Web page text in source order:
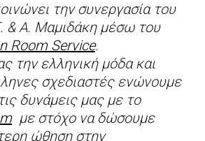
την συνεργασία του
& Α. Μαμιδάκη μέσω του
Room Service.
την ελληνική μόδα και
σχεδιαστές ενώνουμε
δυνάμεις μας με το
με στόχο να δώσουμε
ώθηση στην